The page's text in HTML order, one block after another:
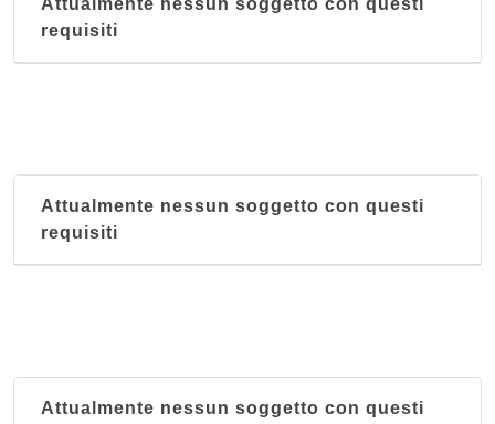
Attualmente nessun soggetto con questi
requisiti
Attualmente nessun soggetto con questi
requisiti
Attualmente nessun soggetto con questi